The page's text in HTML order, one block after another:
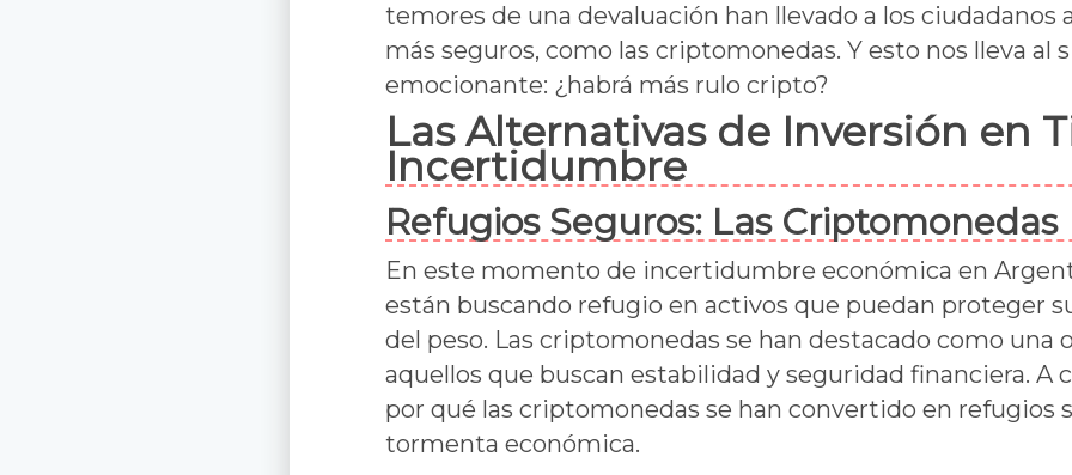
temores de una devaluación han llevado a los ciudadanos
más seguros, como las criptomonedas. Y esto nos lleva al
emocionante: ¿habrá más rulo cripto?
Las Alternativas de Inversión en
Incertidumbre
Refugios Seguros: Las Criptomonedas
En este momento de incertidumbre económica en
están buscando refugio en activos que puedan proteger
del peso. Las criptomonedas se han destacado como una
aquellos que buscan estabilidad y seguridad financiera. A
por qué las criptomonedas se han convertido en refugios
tormenta económica.